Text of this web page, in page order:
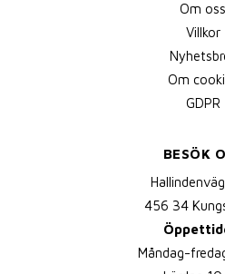
Om oss
Villkor
Om
GDPR
BESÖK
456 34
Måndag-